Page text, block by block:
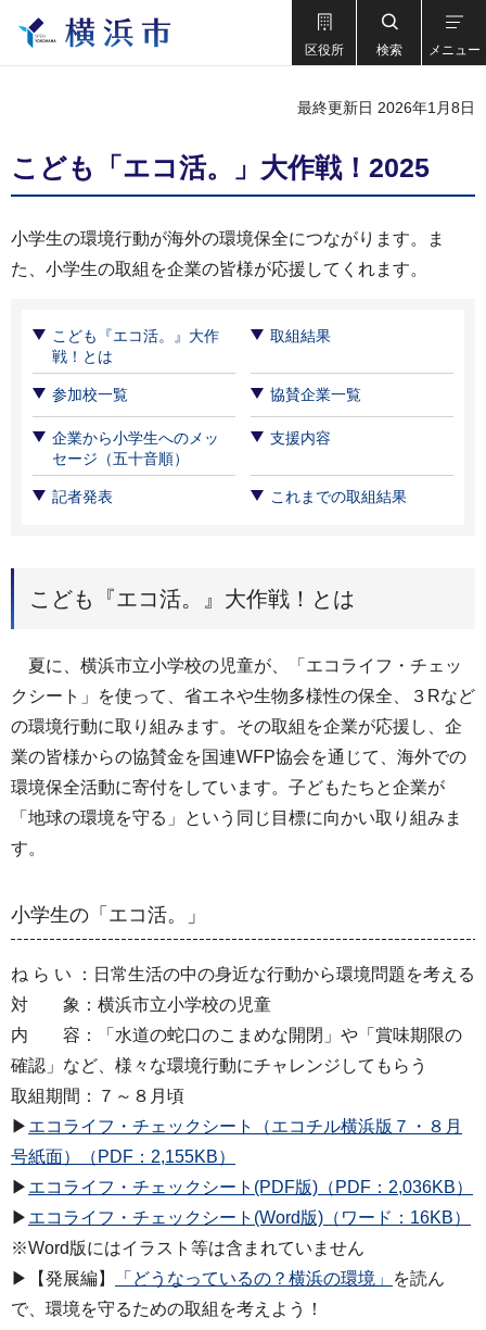
区役所 検索 メニュー
最終更新日 2026年1月8日
こども「エコ活。」大作戦！2025
小学生の環境行動が海外の環境保全につながります。ま
た、小学生の取組を企業の皆様が応援してくれます。
こども『エコ活。』大作
戦！とは
取組結果
参加校一覧 協賛企業一覧
企業から小学生へのメッ
セージ（五十音順）
支援内容
記者発表 これまでの取組結果
こども『エコ活。』大作戦！とは
夏に、横浜市立小学校の児童が、「エコライフ・チェッ
クシート」を使って、省エネや生物多様性の保全、３Rなど
の環境行動に取り組みます。その取組を企業が応援し、企
業の皆様からの協賛金を国連WFP協会を通じて、海外での
環境保全活動に寄付をしています。子どもたちと企業が
「地球の環境を守る」という同じ目標に向かい取り組みま
す。
小学生の「エコ活。」
ね ら い ：日常生活の中の身近な行動から環境問題を考える
対 象：横浜市立小学校の児童
内 容：「水道の蛇口のこまめな開閉」や「賞味期限の
確認」など、様々な環境行動にチャレンジしてもらう
取組期間：７～８月頃
▶ エコライフ・チェックシート（エコチル横浜版７・８月
号紙面）（PDF：2,155KB）
▶ エコライフ・チェックシート(PDF版)（PDF：2,036KB）
▶ エコライフ・チェックシート(Word版)（ワード：16KB）
※Word版にはイラスト等は含まれていません
▶【発展編】
「どうなっているの？横浜の環境」
を読ん
で、環境を守るための取組を考えよう！